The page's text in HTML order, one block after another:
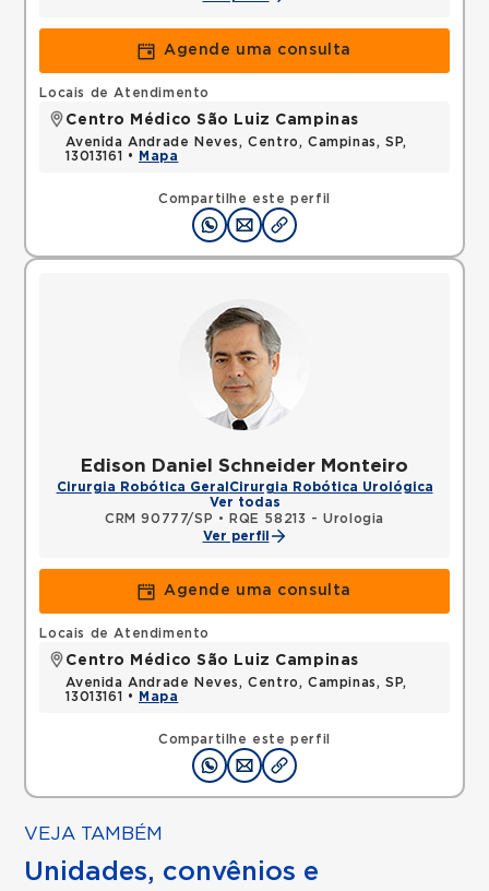
Agende uma consulta
Compartilhe este perfil
Locais de Atendimento
Centro Médico São Luiz Campinas
Avenida Andrade Neves, Centro, Campinas, SP,
13013161 •
Mapa
Edison Daniel Schneider Monteiro
Cirurgia Robótica Geral Cirurgia Robótica Urológica
Ver todas
CRM 90777/SP •
RQE 58213 - Urologia
Ver perfil
Agende uma consulta
Compartilhe este perfil
Locais de Atendimento
Centro Médico São Luiz Campinas
Avenida Andrade Neves, Centro, Campinas, SP,
13013161 •
Mapa
VEJA TAMBÉM
Unidades, convênios e